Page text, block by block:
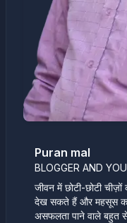
Puran mal
BLOGGER AND
जीवन में छोटी-छोटी
देख सकते हैं और महसूस
असफलता पाने वाले बहुत से